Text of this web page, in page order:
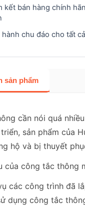
kết bán hàng chính
hành chu đáo cho tất
sản phẩm
cần nói quá
sản phẩm của
hộ và bị thuyết
của công tắc thông
các công trình đã
dụng công tắc